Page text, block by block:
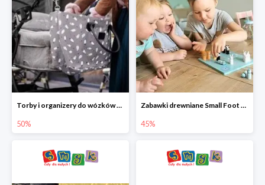
Torby i organizery do wózków w Smyku do -50%
50%
Zabawki drewniane Small Foot do -45%
45%